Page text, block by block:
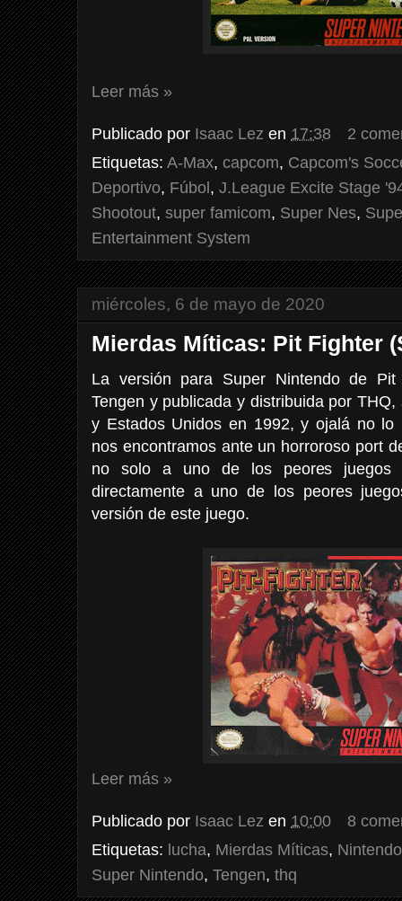
Leer más »
Publicado por Isaac Lez en 17:38
2
Etiquetas: A-Max, capcom, Capcom's
Deportivo, Fúbol, J.League Excite Stage
Shootout, super famicom, Super Nes,
Entertainment System
miércoles, 6 de mayo de 2020
Mierdas Míticas: Pit Fighter
La versión para Super Nintendo de
Tengen y publicada y distribuida por
y Estados Unidos en 1992, y ojalá no lo
nos encontramos ante un horroroso port
no solo a uno de los peores juegos
directamente a uno de los peores
versión de este juego.
Leer más »
Publicado por Isaac Lez en 10:00
8
Etiquetas: lucha, Mierdas Míticas, Nintendo
Super Nintendo, Tengen, thq